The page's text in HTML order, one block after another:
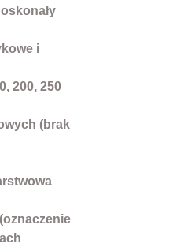
i
200, 250
(brak